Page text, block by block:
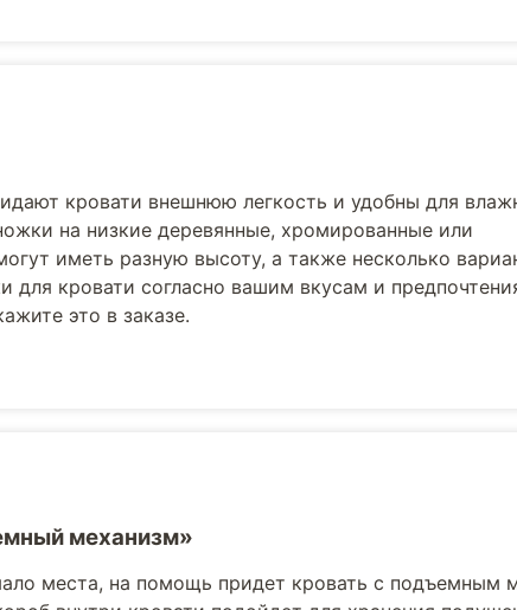
кровати внешнюю легкость и удобны для
на низкие деревянные, хромированные или
иметь разную высоту, а также несколько
кровати согласно вашим вкусам и
это в заказе.
механизм»
места, на помощь придет кровать с подъемным